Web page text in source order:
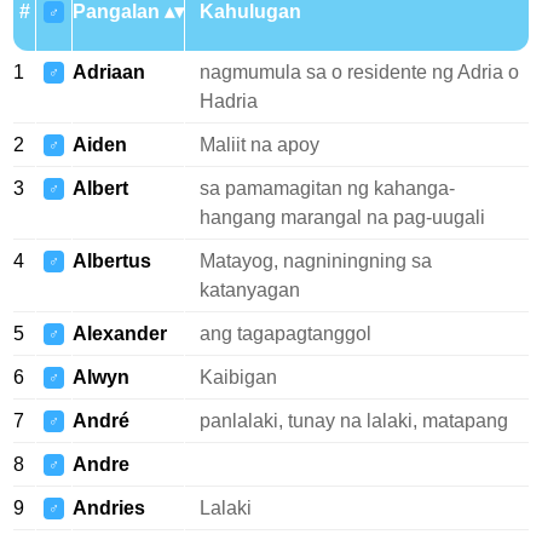
# ♂ Pangalan Kahulugan
1 ♂ Adriaan
nagmumula sa o residente ng Adria o
Hadria
2 ♂ Aiden Maliit na apoy
3 ♂ Albert
sa pamamagitan ng kahanga-
hangang marangal na pag-uugali
4 ♂ Albertus
Matayog, nagniningning sa
katanyagan
5 ♂ Alexander ang tagapagtanggol
6 ♂ Alwyn Kaibigan
7 ♂ André panlalaki, tunay na lalaki, matapang
8 ♂ Andre
9 ♂ Andries Lalaki